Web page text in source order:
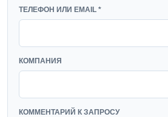
ТЕЛЕФОН ИЛИ EMAIL *
КОМПАНИЯ
КОММЕНТАРИЙ К ЗАПРОСУ